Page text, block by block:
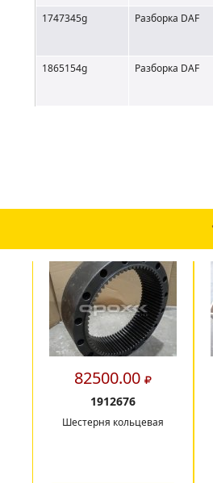
1747345g Разборка DAF
1865154g Разборка DAF
82500.00
1912676
Шестерня кольцевая